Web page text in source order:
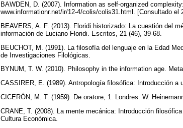
BAWDEN, D. (2007). Information as self-organized
www.informationr.net/ir/12-4/colis/colis31.html. [Consultado el
BEAVERS, A. F. (2013). Floridi historizado: La cuestión del
información de Luciano Floridi. Escritos, 21 (46), 39-68.
BEUCHOT, M. (1991). La filosofía del lenguaje en la Edad
de Investigaciones Filológicas.
BYNUM, T. W. (2010). Philosophy in the information age.
CASSIRER, E. (1989). Antropología filosófica: Introducción
CICERÓN, M. T. (1959). De oratore, 1. Londres: W.
CRANE, T. (2008). La mente mecánica: Introducción
Cultura Económica.